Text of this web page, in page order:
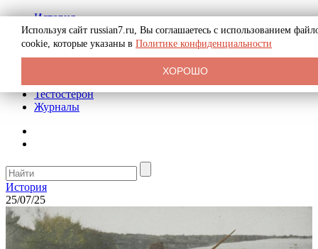
История
Биография
Криминал
Реклама на сайте
Тестостерон
Журналы
История
25/07/25
Используя сайт russian7.ru, Вы соглашаетесь с использованием
cookie, которые указаны в Политике конфиденциальности
ХОРОШО